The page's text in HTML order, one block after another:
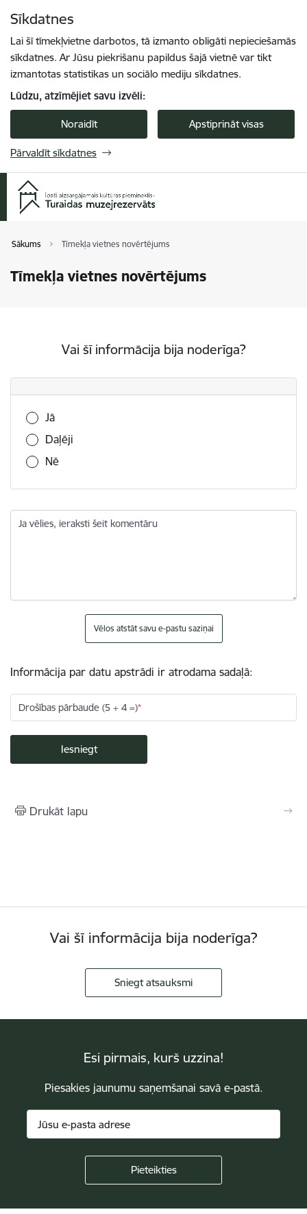
Sīkdatnes
Lai šī tīmekļvietne darbotos, tā izmanto obligāti nepieciešamās
sīkdatnes. Ar Jūsu piekrišanu papildus šajā vietnē var tikt
izmantotas statistikas un sociālo mediju sīkdatnes.
Lūdzu, atzīmējiet savu izvēli:
Noraidīt Apstiprināt visas
Pārvaldīt sīkdatnes
Sākums Tīmekļa vietnes novērtējums
Tīmekļa vietnes novērtējums
Vai šī informācija bija noderīga?
Vai šī informācija bija noderīga?
Jā
Daļēji
Nē
Ja vēlies, ieraksti šeit komentāru
Vēlos atstāt savu e-pastu saziņai
Informācija par datu apstrādi ir atrodama sadaļā:
Drošības pārbaude (5 + 4 =)
Drukāt lapu
Vai šī informācija bija noderīga?
Sniegt atsauksmi
Esi pirmais, kurš uzzina!
Piesakies jaunumu saņemšanai savā e-pastā.